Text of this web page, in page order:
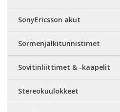
SonyEricsson akut
Sormenjälkitunnistimet
Sovitinliittimet & -kaapelit
Stereokuulokkeet